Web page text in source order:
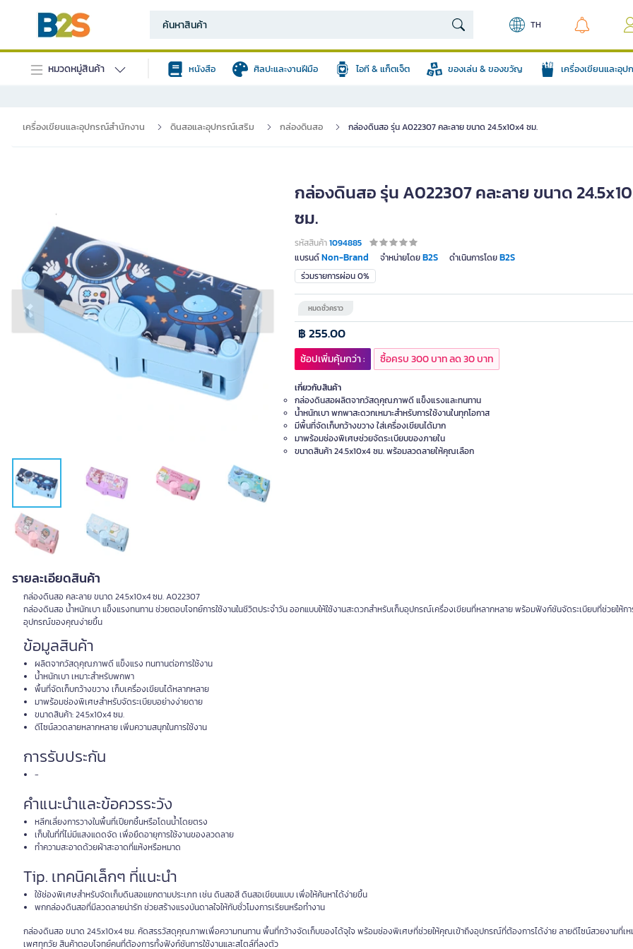
TH
หมวดหมู่สินค้า หนังสือ ศิลปะและงานฝีมือ ไอที & แก็ตเจ็ต ของเล่น & ของขวัญ เครื่องเขียนและอุ
เครื่องเขียนและอุปกรณ์สำนักงาน ดินสอและอุปกรณ์เสริม กล่องดินสอ กล่องดินสอ รุ่น A022307 คละลาย ขนาด 24.5x10x4 ซม.
Previous slide Next slide
กล่องดินสอ รุ่น A022307 คละลาย ขนาด
ซม.
รหัสสินค้า1094885
แบรนด์Non-Brand จำหน่ายโดยB2S ดำเนินการโดยB2S
ร่วมรายการผ่อน 0%
หมดชั่วคราว
฿ 255.00
ช้อปเพิ่มคุ้มกว่า : ซื้อครบ 300 บาท ลด 30 บาท
เกี่ยวกับสินค้า
กล่องดินสอผลิตจากวัสดุคุณภาพดี แข็งแรงและทนทาน
น้ำหนักเบา พกพาสะดวกเหมาะสำหรับการใช้งานในทุกโอกาส
มีพื้นที่จัดเก็บกว้างขวาง ใส่เครื่องเขียนได้มาก
มาพร้อมช่องพิเศษช่วยจัดระเบียบของภายใน
ขนาดสินค้า 24.5x10x4 ซม. พร้อมลวดลายให้คุณเลือก
รายละเอียดสินค้า
กล่องดินสอ คละลาย ขนาด 24.5x10x4 ซม. A022307
กล่องดินสอ น้ำหนักเบา แข็งแรงทนทาน ช่วยตอบโจทย์การใช้งานในชีวิตประจำวัน ออกแบบให้ใช้งานสะดวกสำหรับเก็บอุปกรณ์เครื่องเขียนที่หลากหลาย พร้อมฟังก์ชันจัดระเบียบที่ช่วยให้ก
อุปกรณ์ของคุณง่ายขึ้น
ข้อมูลสินค้า
ผลิตจากวัสดุคุณภาพดี แข็งแรง ทนทานต่อการใช้งาน
น้ำหนักเบา เหมาะสำหรับพกพา
พื้นที่จัดเก็บกว้างขวาง เก็บเครื่องเขียนได้หลากหลาย
มาพร้อมช่องพิเศษสำหรับจัดระเบียบอย่างง่ายดาย
ขนาดสินค้า: 24.5x10x4 ซม.
ดีไซน์ลวดลายหลากหลาย เพิ่มความสนุกในการใช้งาน
การรับประกัน
-
คำแนะนำและข้อควรระวัง
หลีกเลี่ยงการวางในพื้นที่เปียกชื้นหรือโดนน้ำโดยตรง
เก็บในที่ที่ไม่มีแสงแดดจัด เพื่อยืดอายุการใช้งานของลวดลาย
ทำความสะอาดด้วยผ้าสะอาดที่แห้งหรือหมาด
Tip. เทคนิคเล็กๆ ที่แนะนำ
ใช้ช่องพิเศษสำหรับจัดเก็บดินสอแยกตามประเภท เช่น ดินสอสี ดินสอเขียนแบบ เพื่อให้ค้นหาได้ง่ายขึ้น
พกกล่องดินสอที่มีลวดลายน่ารัก ช่วยสร้างแรงบันดาลใจให้กับชั่วโมงการเรียนหรือทำงาน
กล่องดินสอ ขนาด 24.5x10x4 ซม. คัดสรรวัสดุคุณภาพเพื่อความทนทาน พื้นที่กว้างจัดเก็บของได้จุใจ พร้อมช่องพิเศษที่ช่วยให้คุณเข้าถึงอุปกรณ์ที่ต้องการได้ง่าย ลายดีไซน์สวยงามที่เห
เพศทุกวัย สินค้าตอบโจทย์คนที่ต้องการทั้งฟังก์ชันการใช้งานและสไตล์ที่ลงตัว